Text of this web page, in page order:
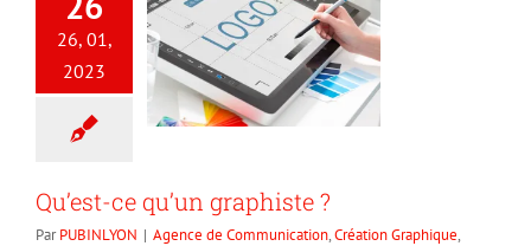
26, 01,
2023
Qu’est-ce qu’un graphiste ?
ParPUBINLYON | Agence de Communication,Création Graphique,